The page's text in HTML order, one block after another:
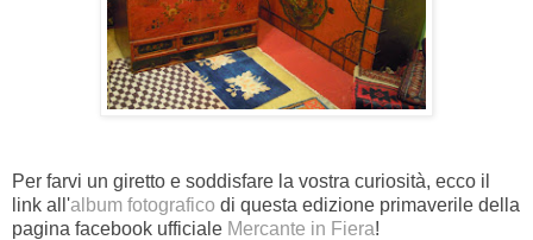
Per farvi un giretto e soddisfare la vostra curiosità, ecco il
link all'album fotografico di questa edizione primaverile della
pagina facebook ufficiale Mercante in Fiera!